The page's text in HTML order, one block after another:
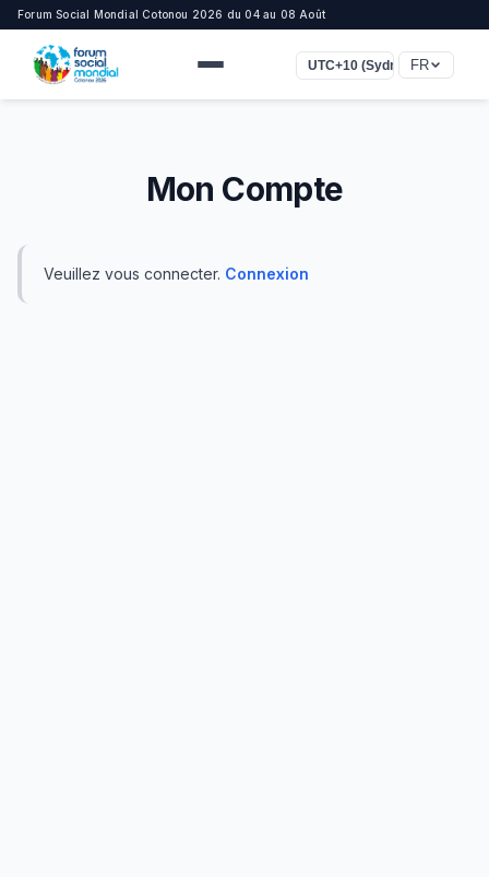
Forum Social Mondial Cotonou 2026 du 04 au 08 Août
UTC+10 (Sydney)FR
Mon Compte
Veuillez vous connecter. Connexion